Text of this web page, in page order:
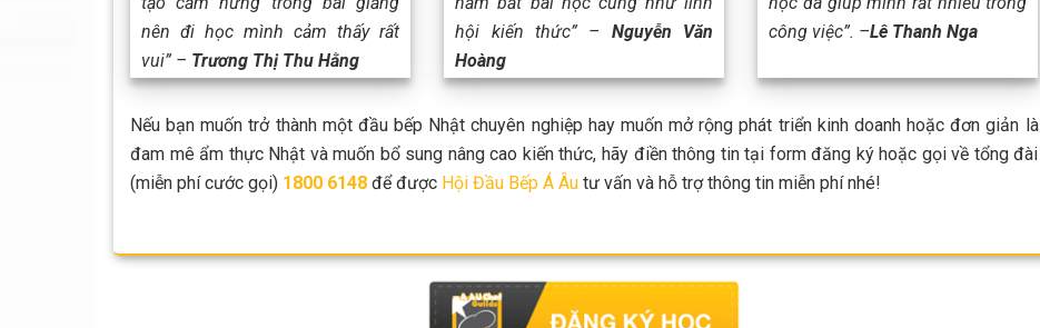
nên đi học mình cảm thấy rất
vui” – Trương Thị Thu Hằng
hội kiến thức” – Nguyễn Văn
Hoàng
công việc”. –Lê Thanh Nga
Nếu bạn muốn trở thành một đầu bếp Nhật chuyên nghiệp hay muốn mở rộng phát triển kinh doanh hoặc đơn giản là
đam mê ẩm thực Nhật và muốn bổ sung nâng cao kiến thức, hãy điền thông tin tại form đăng ký hoặc gọi về tổng đài
(miễn phí cước gọi) 1800 6148 để được Hội Đầu Bếp Á Âu tư vấn và hỗ trợ thông tin miễn phí nhé!